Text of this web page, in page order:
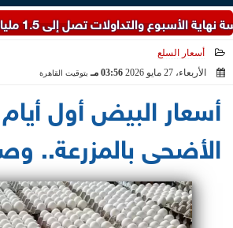
تصل إلى 1.5 مليار جنيه
أسعار السلع
الأربعاء، 27 مايو 2026
03:56 مـ بتوقيت القاهرة
أسعار البيض أول
الأضحى بالمزرعة..